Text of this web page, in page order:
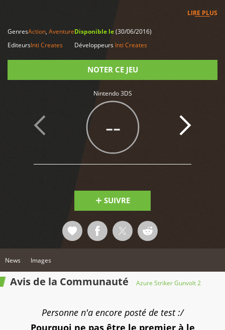
LIRE PLUS
GenresAction, Aventure
EditeursInti Creates
Disponible le(30/06/2016)
Développeurs Inti Creates
NOTER CE JEU
Nintendo 3DS
--
SUIVRE
News Images
Avis de la Communauté Azure Striker Gunvolt 2
Personne n'a encore posté de test :/
Pourquoi ne pas être le premier à le